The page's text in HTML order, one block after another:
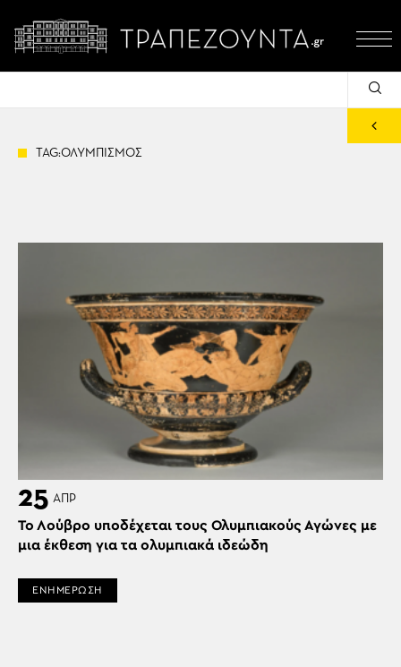
TAG:ΟΛΥΜΠΙΣΜΟΣ
25 ΑΠΡ
Το Λούβρο υποδέχεται τους Ολυμπιακούς Αγώνες με
μια έκθεση για τα ολυμπιακά ιδεώδη
ΕΝΗΜΕΡΩΣΗ